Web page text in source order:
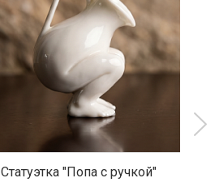
Статуэтка "Попа с ручкой"